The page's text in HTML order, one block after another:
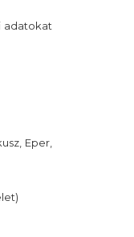
adatokat
Eper,